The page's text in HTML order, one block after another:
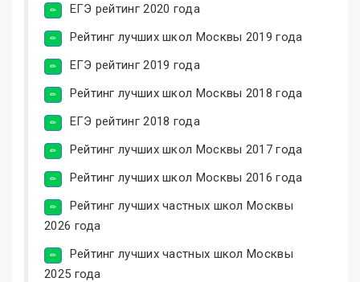
ЕГЭ рейтинг 2020 года
Рейтинг лучших школ Москвы 2019 года
ЕГЭ рейтинг 2019 года
Рейтинг лучших школ Москвы 2018 года
ЕГЭ рейтинг 2018 года
Рейтинг лучших школ Москвы 2017 года
Рейтинг лучших школ Москвы 2016 года
Рейтинг лучших частных школ Москвы
2026 года
Рейтинг лучших частных школ Москвы
2025 года